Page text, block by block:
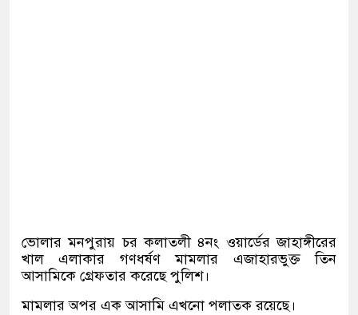
ভোলার মনপুরায় চর কলাতলী ৪নং ওয়ার্ডের জাহাঙ্গীরের
খাল এলাকার গণধর্ষণ মামলার এজাহারভুক্ত তিন
আসামিকে গ্রেফতার করেছে পুলিশ।
মামলার অপর এক আসামি এখনো পলাতক রয়েছে।